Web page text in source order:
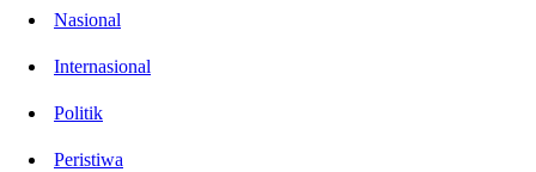
Nasional
Internasional
Politik
Peristiwa